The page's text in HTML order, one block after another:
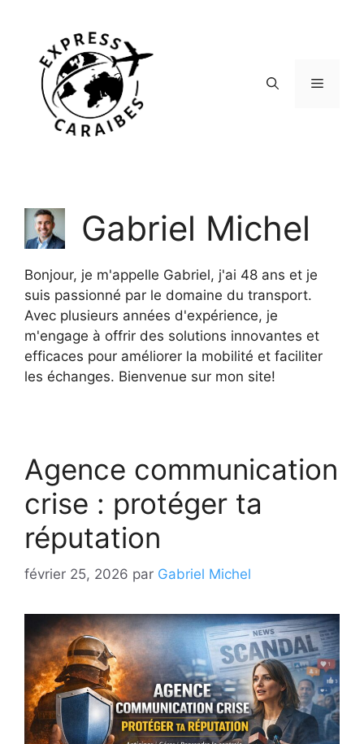
contenu
Menu
Gabriel Michel
Bonjour, je m'appelle Gabriel, j'ai 48 ans et je
suis passionné par le domaine du transport.
Avec plusieurs années d'expérience, je
m'engage à offrir des solutions innovantes et
efficaces pour améliorer la mobilité et faciliter
les échanges. Bienvenue sur mon site!
Agence communication
crise : protéger ta
réputation
février 25, 2026 par Gabriel Michel